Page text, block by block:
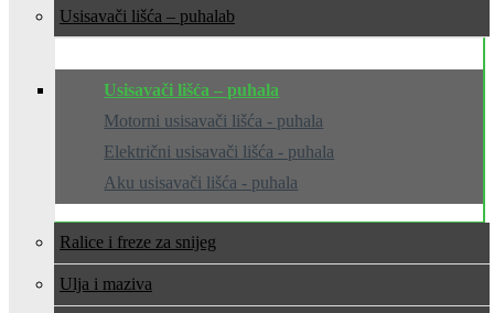
Usisavači lišća – puhala
Usisavači lišća – puhala
Motorni usisavači lišća - puhala
Električni usisavači lišća - puhala
Aku usisavači lišća - puhala
Ralice i freze za snijeg
Ulja i maziva